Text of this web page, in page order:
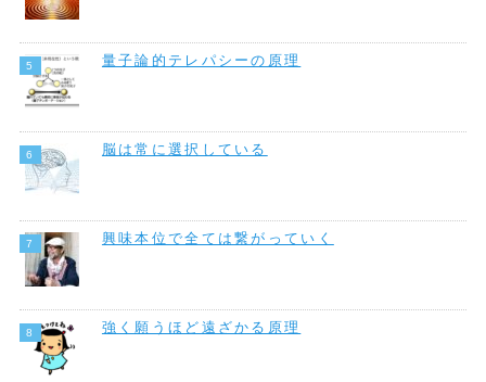
量子論的テレパシーの原理
脳は常に選択している
興味本位で全ては繋がっていく
強く願うほど遠ざかる原理